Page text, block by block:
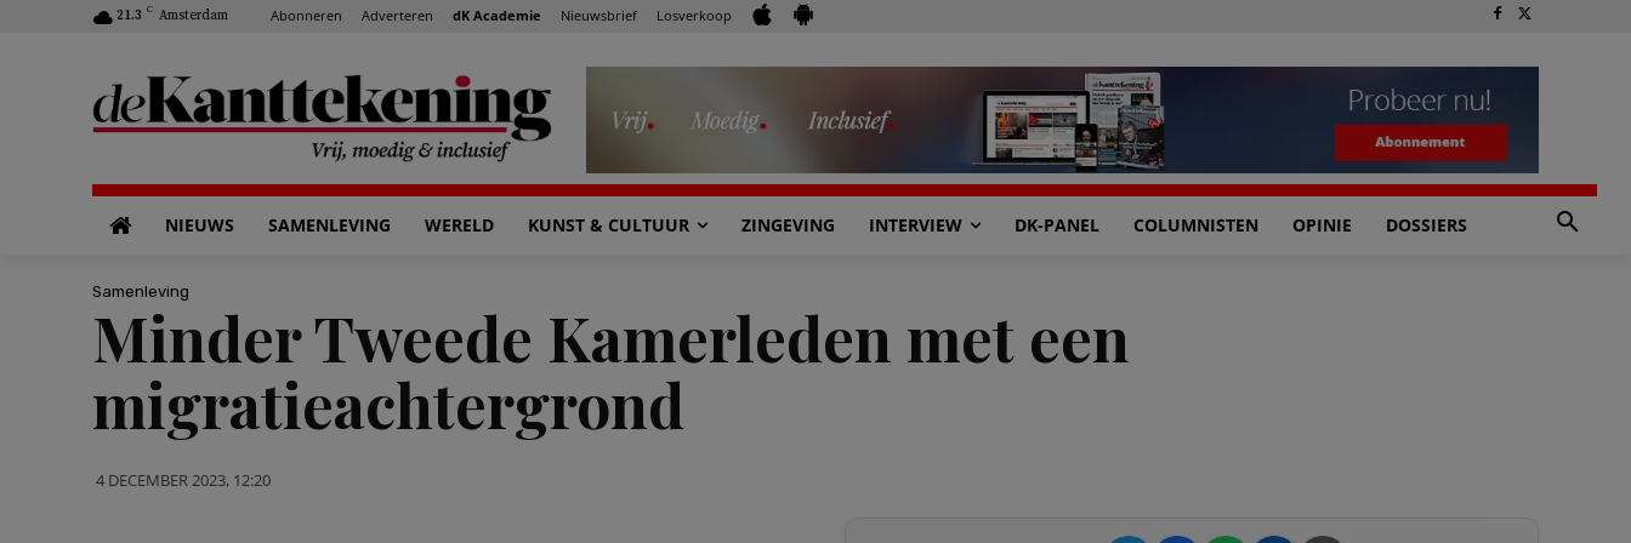
21.3 C Amsterdam Abonneren Adverteren dK Academie Nieuwsbrief Losverkoop
NIEUWS SAMENLEVING WERELD KUNST & CULTUUR ZINGEVING INTERVIEW DK-PANEL COLUMNISTEN OPINIE DOSSIERS
Samenleving
Minder Tweede Kamerleden met een
migratieachtergrond
4 DECEMBER 2023, 12:20